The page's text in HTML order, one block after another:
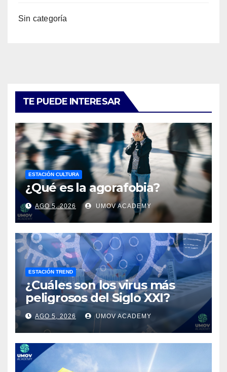
Sin categoría
TE PUEDE INTERESAR
ESTACIÓN CULTURA
¿Qué es la agorafobia?
AGO 5, 2026 UMOV ACADEMY
ESTACIÓN TREND
¿Cuáles son los virus más
peligrosos del Siglo XXI?
AGO 5, 2026 UMOV ACADEMY